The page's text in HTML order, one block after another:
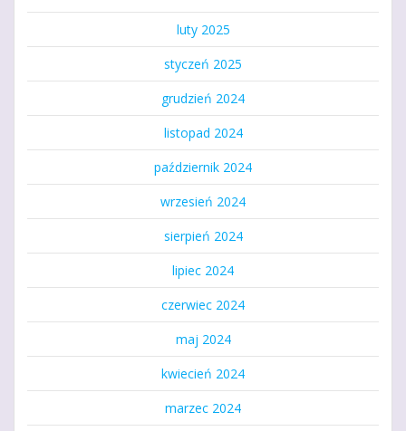
luty 2025
styczeń 2025
grudzień 2024
listopad 2024
październik 2024
wrzesień 2024
sierpień 2024
lipiec 2024
czerwiec 2024
maj 2024
kwiecień 2024
marzec 2024